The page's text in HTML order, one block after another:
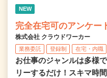
NEW
完全在宅可のアンケー
株式会社 クラウドワーカー
業務委託 登録制 在宅・内職
お仕事のジャンルは多様
リーするだけ！スキマ時